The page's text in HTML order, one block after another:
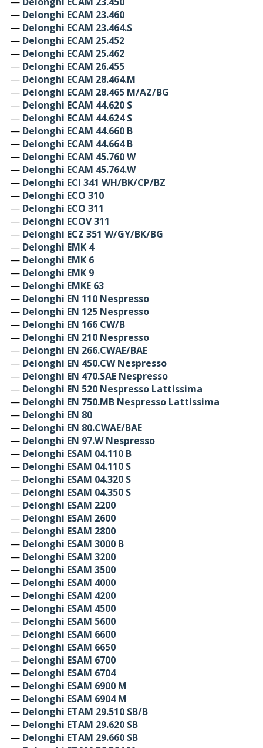
— Delonghi ECAM 23.460
— Delonghi ECAM 23.464.S
— Delonghi ECAM 25.452
— Delonghi ECAM 25.462
— Delonghi ECAM 26.455
— Delonghi ECAM 28.464.M
— Delonghi ECAM 28.465 M/AZ/BG
— Delonghi ECAM 44.620 S
— Delonghi ECAM 44.624 S
— Delonghi ECAM 44.660 B
— Delonghi ECAM 44.664 B
— Delonghi ECAM 45.760 W
— Delonghi ECAM 45.764.W
— Delonghi ECI 341 WH/BK/CP/BZ
— Delonghi ECO 310
— Delonghi ECO 311
— Delonghi ECOV 311
— Delonghi ECZ 351 W/GY/BK/BG
— Delonghi EMK 4
— Delonghi EMK 6
— Delonghi EMK 9
— Delonghi EMKE 63
— Delonghi EN 110 Nespresso
— Delonghi EN 125 Nespresso
— Delonghi EN 166 CW/B
— Delonghi EN 210 Nespresso
— Delonghi EN 266.CWAE/BAE
— Delonghi EN 450.CW Nespresso
— Delonghi EN 470.SAE Nespresso
— Delonghi EN 520 Nespresso Lattissima
— Delonghi EN 750.MB Nespresso Lattissima
— Delonghi EN 80
— Delonghi EN 80.CWAE/BAE
— Delonghi EN 97.W Nespresso
— Delonghi ESAM 04.110 B
— Delonghi ESAM 04.110 S
— Delonghi ESAM 04.320 S
— Delonghi ESAM 04.350 S
— Delonghi ESAM 2200
— Delonghi ESAM 2600
— Delonghi ESAM 2800
— Delonghi ESAM 3000 B
— Delonghi ESAM 3200
— Delonghi ESAM 3500
— Delonghi ESAM 4000
— Delonghi ESAM 4200
— Delonghi ESAM 4500
— Delonghi ESAM 5600
— Delonghi ESAM 6600
— Delonghi ESAM 6650
— Delonghi ESAM 6700
— Delonghi ESAM 6704
— Delonghi ESAM 6900 M
— Delonghi ESAM 6904 M
— Delonghi ETAM 29.510 SB/B
— Delonghi ETAM 29.620 SB
— Delonghi ETAM 29.660 SB